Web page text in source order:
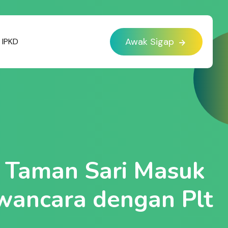
IPKD Awak Sigap
Sari Masuk
dengan Plt